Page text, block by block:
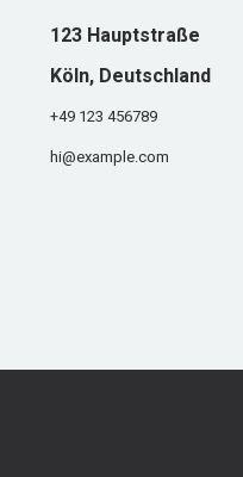
123 Hauptstraße
Köln, Deutschland
+49 123 456789
hi@example.com